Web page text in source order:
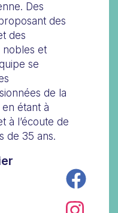
Des
des
des
nobles et
se
de la
étant à
à l’écoute de
de 35 ans.